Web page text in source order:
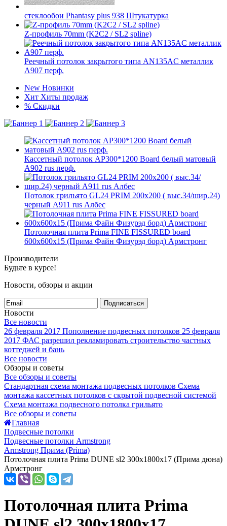
стеклообои Phantasy plus 938 Штукатурка
Z-профиль 70mm (K2C2 / SL2 spline)
Реечный потолок закрытого типа AN135AС металлик
А907 перф.
New Новинки
Хит Хиты продаж
% Скидки
Кассетный потолок AP300*1200 Board белый матовый
А902 rus перф.
Потолок грильято GL24 PRIM 200х200 ( выс.34/шир.24)
черный А911 rus Албес
Потолочная плита Prima FINE FISSURED board
600x600x15 (Прима Файн Физурэд борд) Армстронг
Производители
Будьте в курсе!
Новости, обзоры и акции
Подписаться
Новости
Все новости
26 февраля 2017 Пополнение подвесных потолков 25 февраля
2017 ФАС разрешил рекламировать строительство частных
коттеджей и бань
Все новости
Обзоры и советы
Все обзоры и советы
Стандартная схема монтажа подвесных потолков Схема
монтажа кассетных потолков с скрытой подвесной системой
Схема монтажа подвесного потолка грильято
Все обзоры и советы
Главная
Подвесные потолки
Подвесные потолки Armstrong
Armstrong Прима (Prima)
Потолочная плита Prima DUNE sl2 300x1800x17 (Прима дюна)
Армстронг
Потолочная плита Prima